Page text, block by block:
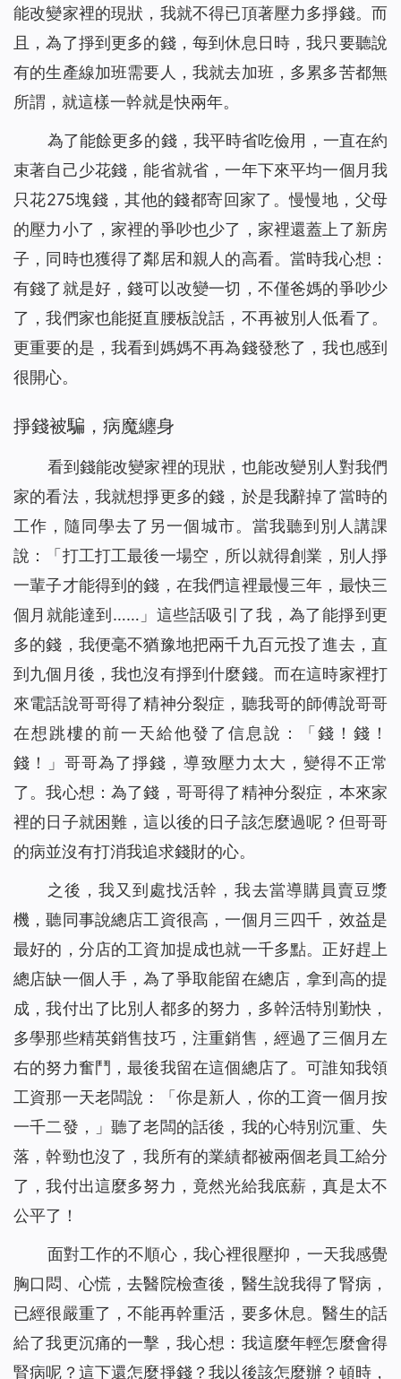
能改變家裡的現狀，我就不得已頂著壓力多掙錢。而
且，為了掙到更多的錢，每到休息日時，我只要聽說
有的生產線加班需要人，我就去加班，多累多苦都無
所謂，就這樣一幹就是快兩年。
為了能餘更多的錢，我平時省吃儉用，一直在約
束著自己少花錢，能省就省，一年下來平均一個月我
只花275塊錢，其他的錢都寄回家了。慢慢地，父母
的壓力小了，家裡的爭吵也少了，家裡還蓋上了新房
子，同時也獲得了鄰居和親人的高看。當時我心想：
有錢了就是好，錢可以改變一切，不僅爸媽的爭吵少
了，我們家也能挺直腰板說話，不再被別人低看了。
更重要的是，我看到媽媽不再為錢發愁了，我也感到
很開心。
掙錢被騙，病魔纏身
看到錢能改變家裡的現狀，也能改變別人對我們
家的看法，我就想掙更多的錢，於是我辭掉了當時的
工作，隨同學去了另一個城市。當我聽到別人講課
說：「打工打工最後一場空，所以就得創業，別人掙
一輩子才能得到的錢，在我們這裡最慢三年，最快三
個月就能達到……」這些話吸引了我，為了能掙到更
多的錢，我便毫不猶豫地把兩千九百元投了進去，直
到九個月後，我也沒有掙到什麼錢。而在這時家裡打
來電話說哥哥得了精神分裂症，聽我哥的師傅說哥哥
在想跳樓的前一天給他發了信息說：「錢！錢！
錢！」哥哥為了掙錢，導致壓力太大，變得不正常
了。我心想：為了錢，哥哥得了精神分裂症，本來家
裡的日子就困難，這以後的日子該怎麼過呢？但哥哥
的病並沒有打消我追求錢財的心。
之後，我又到處找活幹，我去當導購員賣豆漿
機，聽同事說總店工資很高，一個月三四千，效益是
最好的，分店的工資加提成也就一千多點。正好趕上
總店缺一個人手，為了爭取能留在總店，拿到高的提
成，我付出了比別人都多的努力，多幹活特別勤快，
多學那些精英銷售技巧，注重銷售，經過了三個月左
右的努力奮鬥，最後我留在這個總店了。可誰知我領
工資那一天老闆說：「你是新人，你的工資一個月按
一千二發，」聽了老闆的話後，我的心特別沉重、失
落，幹勁也沒了，我所有的業績都被兩個老員工給分
了，我付出這麼多努力，竟然光給我底薪，真是太不
公平了！
面對工作的不順心，我心裡很壓抑，一天我感覺
胸口悶、心慌，去醫院檢查後，醫生說我得了腎病，
已經很嚴重了，不能再幹重活，要多休息。醫生的話
給了我更沉痛的一擊，我心想：我這麼年輕怎麼會得
腎病呢？這下還怎麼掙錢？我以後該怎麼辦？頓時，